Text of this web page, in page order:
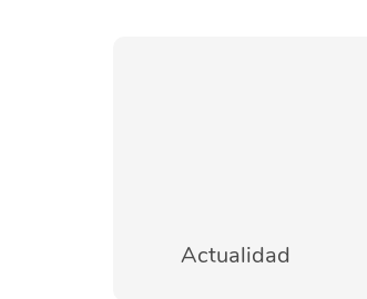
Actualidad